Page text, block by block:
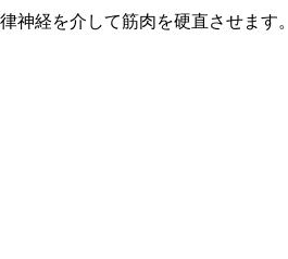
神経を介して筋肉を硬直させます。